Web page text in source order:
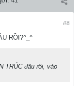
#8
RỒI?^_^
TRÚC đâu rôi, vào